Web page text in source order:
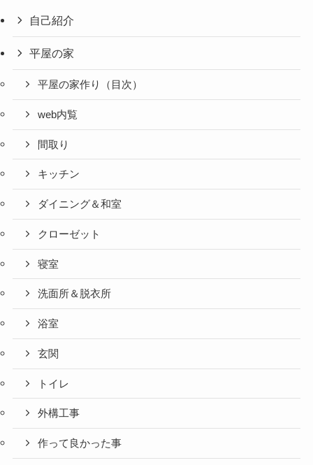
自己紹介
平屋の家
平屋の家作り（目次）
web内覧
間取り
キッチン
ダイニング＆和室
クローゼット
寝室
洗面所＆脱衣所
浴室
玄関
トイレ
外構工事
作って良かった事